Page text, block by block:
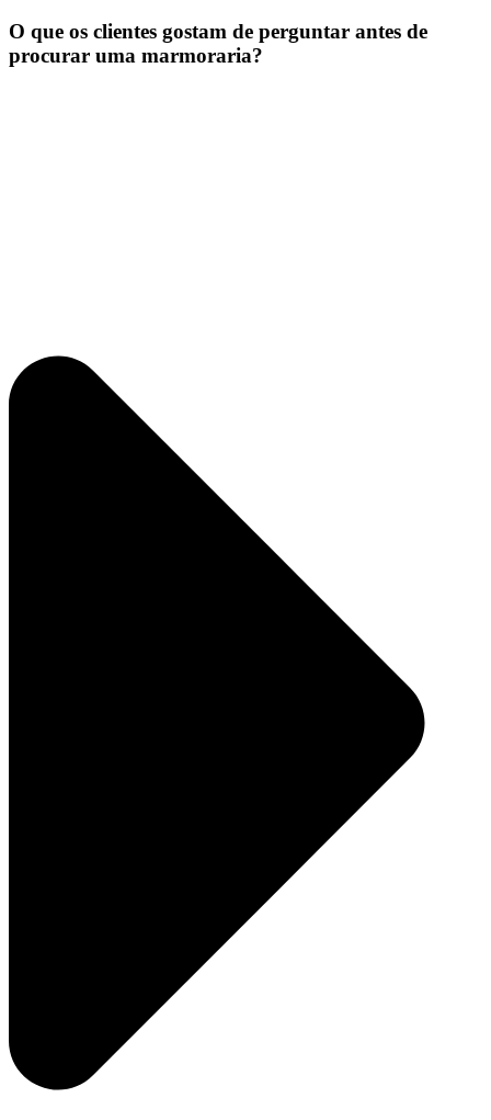
O que os clientes gostam de perguntar antes de
procurar uma marmoraria?